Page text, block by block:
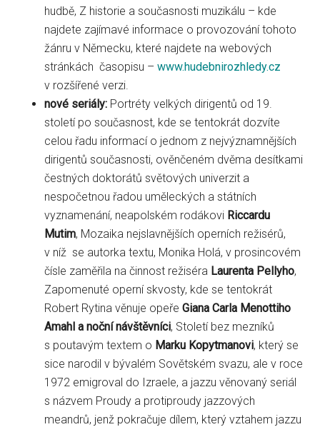
hudbě, Z historie a současnosti muzikálu – kde
najdete zajímavé informace o provozování tohoto
žánru v Německu, které najdete na webových
stránkách časopisu –www.hudebnirozhledy.cz
v rozšířené verzi.
nové seriály: Portréty velkých dirigentů od 19.
století po současnost, kde se tentokrát dozvíte
celou řadu informací o jednom z nejvýznamnějších
dirigentů současnosti, ověnčeném dvěma desítkami
čestných doktorátů světových univerzit a
nespočetnou řadou uměleckých a státních
vyznamenání, neapolském rodákovi Riccardu
Mutim, Mozaika nejslavnějších operních režisérů,
v níž se autorka textu, Monika Holá, v prosincovém
čísle zaměřila na činnost režiséra Laurenta Pellyho,
Zapomenuté operní skvosty, kde se tentokrát
Robert Rytina věnuje opeřeGiana Carla Menottiho
Amahl a noční návštěvníci, Století bez mezníků
s poutavým textem o Marku Kopytmanovi, který se
sice narodil v bývalém Sovětském svazu, ale v roce
1972 emigroval do Izraele, a jazzu věnovaný seriál
s názvem Proudy a protiproudy jazzových
meandrů, jenž pokračuje dílem, který vztahem jazzu